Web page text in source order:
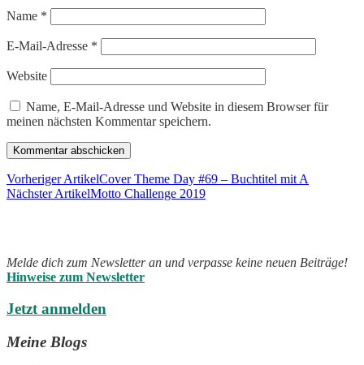
Name *
E-Mail-Adresse *
Website
Name, E-Mail-Adresse und Website in diesem Browser für
meinen nächsten Kommentar speichern.
Vorheriger ArtikelCover Theme Day #69 – Buchtitel mit A
Nächster ArtikelMotto Challenge 2019
Melde dich zum Newsletter an und verpasse keine neuen Beiträge!
Hinweise zum Newsletter
Jetzt anmelden
Meine Blogs